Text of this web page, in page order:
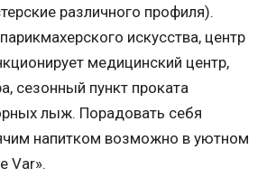
различного профиля).
искусства, центр
медицинский центр,
сезонный пункт проката
лыж. Порадовать себя
напитком возможно в уютном
Var».